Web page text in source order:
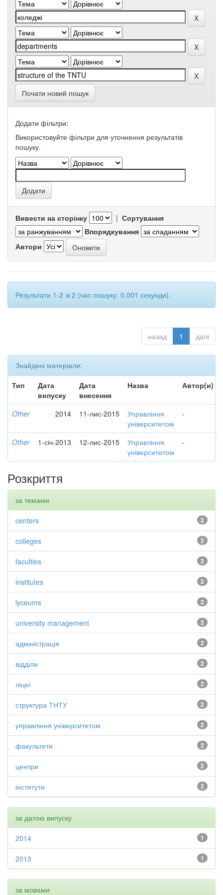
Почати новий пошук
Додати фільтри:
Використовуйте фільтри для уточнення результатів
пошуку.
Вивести на сторінку | Сортування
Впорядкування
Автори
Результати 1-2 зі 2 (час пошуку: 0.001 секунди).
назад 1 далі
Знайдені матеріали:
Тип
Дата
випуску
Дата
внесення
Назва Автор(и)
Other 2014 11-лис-2015
Управління
університетом
-
Other 1-січ-2013 12-лис-2015
Управління
університетом
-
Розкриття
за темами
2
centers
2
colleges
2
faculties
2
institutes
2
lyceums
2
university management
2
адміністрація
2
відділи
2
ліцеї
2
структура ТНТУ
2
управління університетом
2
факультети
2
центри
2
інститути
за датою випуску
1
2014
1
2013
за мовами